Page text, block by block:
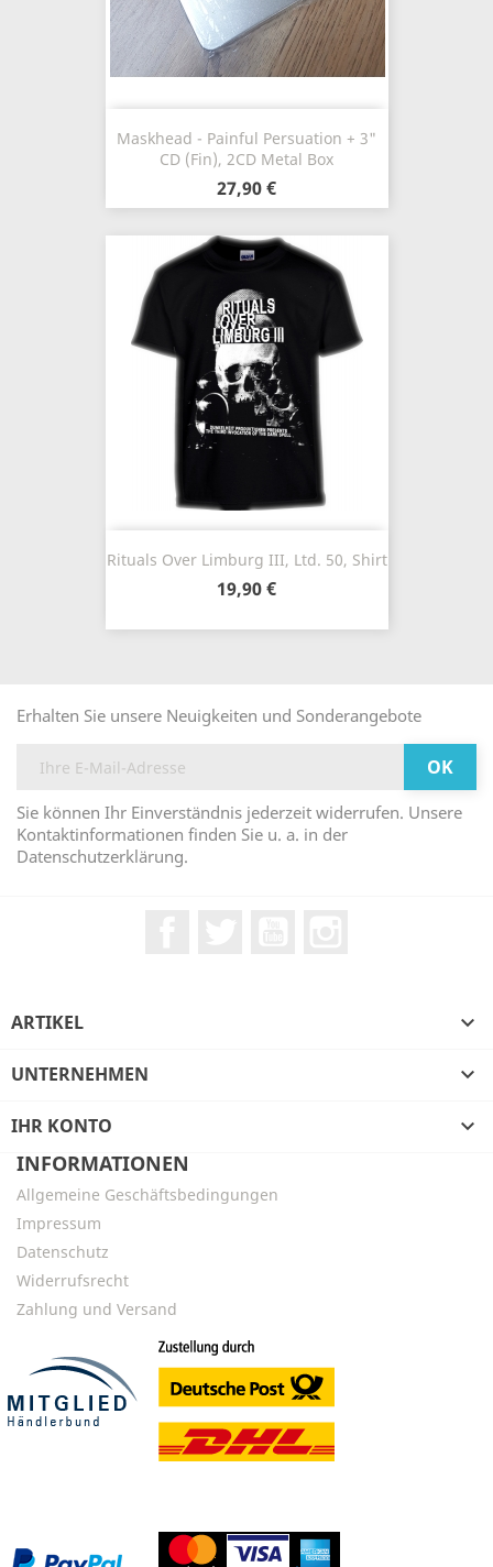
Maskhead - Painful Persuation + 3"
CD (Fin), 2CD Metal Box
27,90 €
Rituals Over Limburg III, Ltd. 50, Shirt
19,90 €
Erhalten Sie unsere Neuigkeiten und Sonderangebote
Sie können Ihr Einverständnis jederzeit widerrufen. Unsere
Kontaktinformationen finden Sie u. a. in der
Datenschutzerklärung.
ARTIKEL 
UNTERNEHMEN 
IHR KONTO

INFORMATIONEN
Allgemeine Geschäftsbedingungen
Impressum
Datenschutz
Widerrufsrecht
Zahlung und Versand